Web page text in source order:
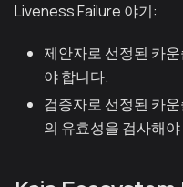
Liveness Failure 야기:
제안자로 선정된 카
야 합니다.
검증자로 선정된 카
의 유효성을 검사해